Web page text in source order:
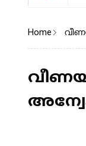
Home